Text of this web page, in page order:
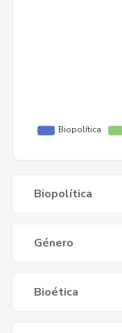
Biopolítica
Género
Bioética